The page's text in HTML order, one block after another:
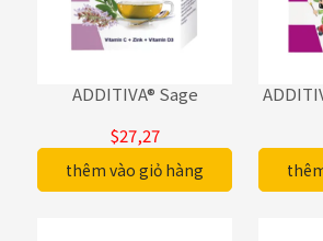
ADDITIVA® Sage
$27,27
thêm vào giỏ hàng